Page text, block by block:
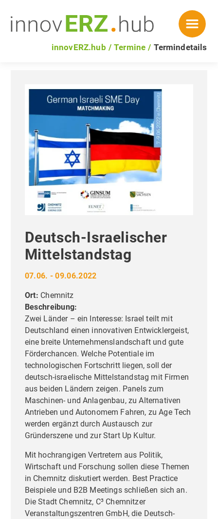
innovERZ.hub Termine Termindetails
Deutsch-Israelischer
Mittelstandstag
07.06. - 09.06.2022
Ort: Chemnitz
Beschreibung:
Zwei Länder – ein Interesse: Israel teilt mit
Deutschland einen innovativen Entwicklergeist,
eine breite Unternehmenslandschaft und gute
Förderchancen. Welche Potentiale im
technologischen Fortschritt liegen, soll der
deutsch-israelische Mittelstandstag mit Firmen
aus beiden Ländern zeigen. Panels zum
Maschinen- und Anlagenbau, zu Alternativen
Antrieben und Autonomem Fahren, zu Age Tech
werden ergänzt durch Austausch zur
Gründerszene und zur Start Up Kultur.
Mit hochrangigen Vertretern aus Politik,
Wirtschaft und Forschung sollen diese Themen
in Chemnitz diskutiert werden. Best Practice
Beispiele und B2B Meetings schließen sich an.
Die Stadt Chemnitz, C³ Chemnitzer
Veranstaltungszentren GmbH, die Deutsch-